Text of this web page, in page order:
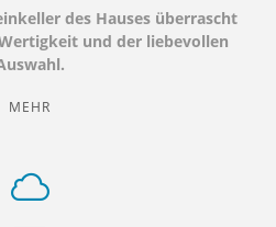
des Hauses überrascht
und der liebevollen
MEHR